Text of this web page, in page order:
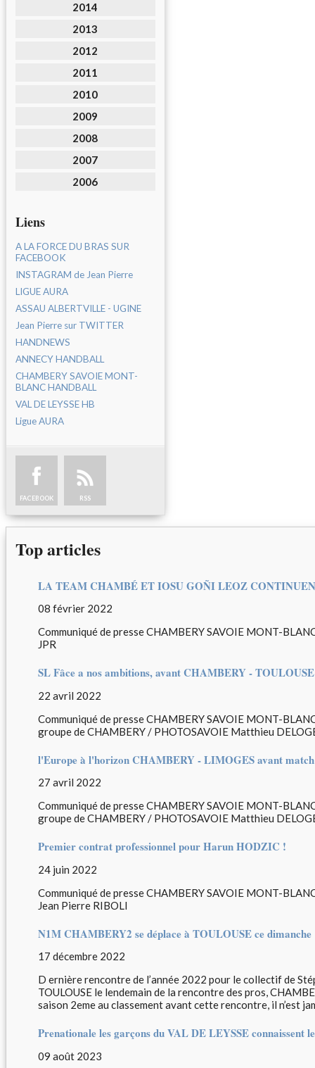
2014
2013
2012
2011
2010
2009
2008
2007
2006
Liens
A LA FORCE DU BRAS SUR
FACEBOOK
INSTAGRAM de Jean Pierre
LIGUE AURA
ASSAU ALBERTVILLE - UGINE
Jean Pierre sur TWITTER
HANDNEWS
ANNECY HANDBALL
CHAMBERY SAVOIE MONT-
BLANC HANDBALL
VAL DE LEYSSE HB
Ligue AURA
FACEBOOK RSS
Top articles
LA TEAM CHAMBÉ ET IOSU GOÑI LEOZ
08 février 2022
Communiqué de presse CHAMBERY SAVOIE MONT-
JPR
SL Fâce a nos ambitions, avant CHAMBERY -
22 avril 2022
Communiqué de presse CHAMBERY SAVOIE MONT-
groupe de CHAMBERY / PHOTOSAVOIE Matthieu
l'Europe à l'horizon CHAMBERY - LIMOGES avant
27 avril 2022
Communiqué de presse CHAMBERY SAVOIE MONT-
groupe de CHAMBERY / PHOTOSAVOIE Matthieu
Premier contrat professionnel pour Harun HODZIC !
24 juin 2022
Communiqué de presse CHAMBERY SAVOIE MONT-
Jean Pierre RIBOLI
N1M CHAMBERY2 se déplace à TOULOUSE ce dimanche
17 décembre 2022
D ernière rencontre de l’année 2022 pour le collectif de
TOULOUSE le lendemain de la rencontre des pros,
saison 2eme au classement avant cette rencontre, il n’est
Prenationale les garçons du VAL DE LEYSSE connaissent
09 août 2023